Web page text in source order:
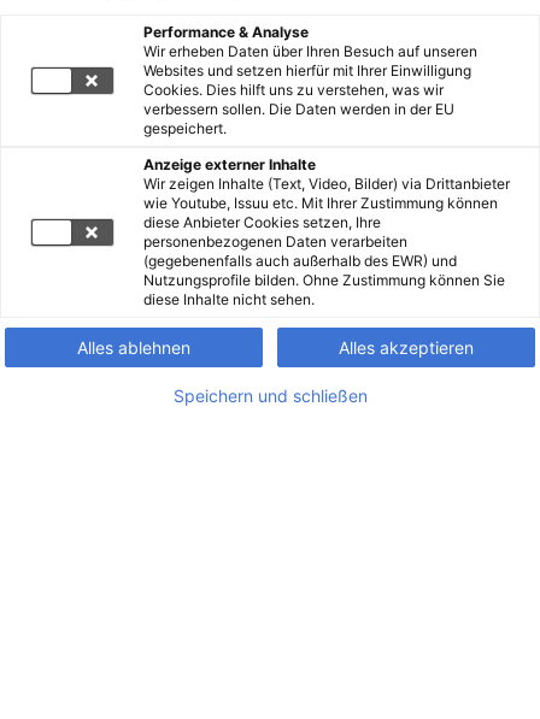
Performance & Analyse
Wir erheben Daten über Ihren Besuch auf unseren
Websites und setzen hierfür mit Ihrer Einwilligung
Cookies. Dies hilft uns zu verstehen, was wir
verbessern sollen. Die Daten werden in der EU
gespeichert.
Anzeige externer Inhalte
Wir zeigen Inhalte (Text, Video, Bilder) via Drittanbieter
wie Youtube, Issuu etc. Mit Ihrer Zustimmung können
diese Anbieter Cookies setzen, Ihre
personenbezogenen Daten verarbeiten
(gegebenenfalls auch außerhalb des EWR) und
Nutzungsprofile bilden. Ohne Zustimmung können Sie
diese Inhalte nicht sehen.
Alles ablehnen Alles akzeptieren
Speichern und schließen